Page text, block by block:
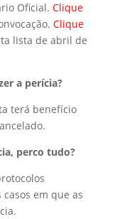
Oficial. Clique
Clique
lista de abril de
a perícia?
terá benefício
perco tudo?
casos em que as